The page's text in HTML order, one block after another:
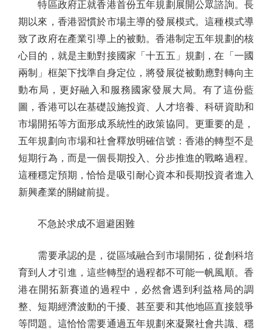
特區政府正就香港首份五年規劃展開公眾諮詢。長
期以來，香港習慣於市場主導的發展模式。這種模式導
致了政府在產業引導上的被動。香港制定五年規劃的核
心目的，就是主動對接國家「十五五」規劃，在「一國
兩制」框架下找準自身定位，將發展從被動應對轉向主
動布局，更好融入和服務國家發展大局。有了這份藍
圖，香港可以在基礎設施投資、人才培養、科研資助和
市場開拓等方面形成系統性的政策協同。更重要的是，
五年規劃向市場和社會釋放明確信號：香港的轉型不是
短期行為，而是一個長期投入、分步推進的戰略過程。
這種穩定預期，恰恰是吸引耐心資本和長期投資者進入
新興產業的關鍵前提。
不急於求成不迴避困難
需要承認的是，從區域融合到市場開拓，從創科培
育到人才引進，這些轉型的過程都不可能一帆風順。香
港在開拓新賽道的過程中，必然會遇到利益格局的調
整、短期經濟波動的干擾、甚至要和其他地區直接競爭
等問題。這恰恰需要通過五年規劃來凝聚社會共識、穩